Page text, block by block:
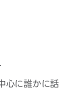
心に誰かに話